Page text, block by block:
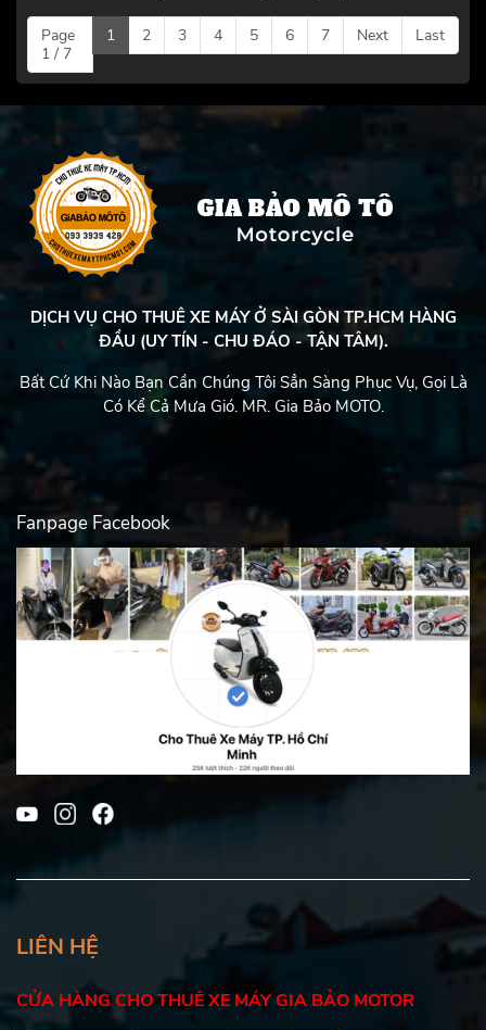
Page
1 / 7
1 2 3 4 5 6 7 Next Last
DỊCH VỤ CHO THUÊ XE MÁY Ở SÀI GÒN TP.HCM HÀNG
ĐẦU (UY TÍN - CHU ĐÁO - TẬN TÂM).
Bất Cứ Khi Nào Bạn Cần Chúng Tôi Sẳn Sàng Phục Vụ, Gọi Là
Có Kể Cả Mưa Gió. MR. Gia Bảo MOTO.
Fanpage Facebook
LIÊN HỆ
CỬA HÀNG CHO THUÊ XE MÁY GIA BẢO MOTOR